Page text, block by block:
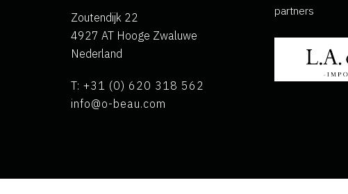
Zoutendijk 22
4927 AT Hooge Zwaluwe
Nederland
T: +31 (0) 620 318 562
info@o-beau.com
partners